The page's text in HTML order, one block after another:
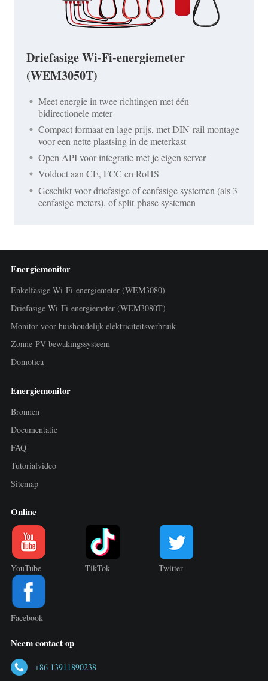
Driefasige Wi-Fi-energiemeter
(WEM3050T)
Meet energie in twee richtingen met één
bidirectionele meter
Compact formaat en lage prijs, met DIN-rail montage
voor een nette plaatsing in de meterkast
Open API voor integratie met je eigen server
Voldoet aan CE, FCC en RoHS
Geschikt voor driefasige of eenfasige systemen (als 3
eenfasige meters), of split-phase systemen
Energiemonitor
Enkelfasige Wi-Fi-energiemeter (WEM3080)
Driefasige Wi-Fi-energiemeter (WEM3080T)
Monitor voor huishoudelijk elektriciteitsverbruik
Zonne-PV-bewakingssysteem
Domotica
Energiemonitor
Bronnen
Documentatie
FAQ
Tutorialvideo
Sitemap
Online
YouTube TikTok Twitter
Facebook
Neem contact op
+86 13911890238